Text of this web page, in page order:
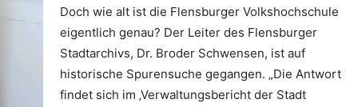
Doch wie alt ist die Flensburger Volkshochschule
eigentlich genau? Der Leiter des Flensburger
Stadtarchivs, Dr. Broder Schwensen, ist auf
historische Spurensuche gegangen. „Die Antwort
findet sich im ‚Verwaltungsbericht der Stadt